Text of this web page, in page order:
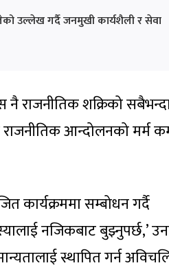
उल्लेख गर्दै जनमुखी कार्यशैली र सेवा
नै राजनीतिक शक्रिको
राजनीतिक आन्दोलनको मर्म
सम्बोधन गर्दै
नजिकबाट बुझ्नुपर्छ,’
स्थापित गर्न